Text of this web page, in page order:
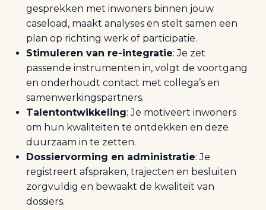
gesprekken met inwoners binnen jouw
caseload, maakt analyses en stelt samen een
plan op richting werk of participatie.
Stimuleren van re-integratie: Je zet
passende instrumenten in, volgt de voortgang
en onderhoudt contact met collega’s en
samenwerkingspartners.
Talentontwikkeling: Je motiveert inwoners
om hun kwaliteiten te ontdekken en deze
duurzaam in te zetten.
Dossiervorming en administratie: Je
registreert afspraken, trajecten en besluiten
zorgvuldig en bewaakt de kwaliteit van
dossiers.